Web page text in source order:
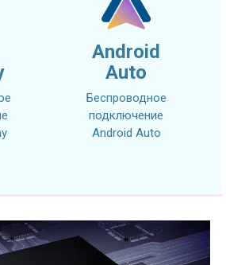
Android
Auto
Беспроводное
подключение
Android Auto